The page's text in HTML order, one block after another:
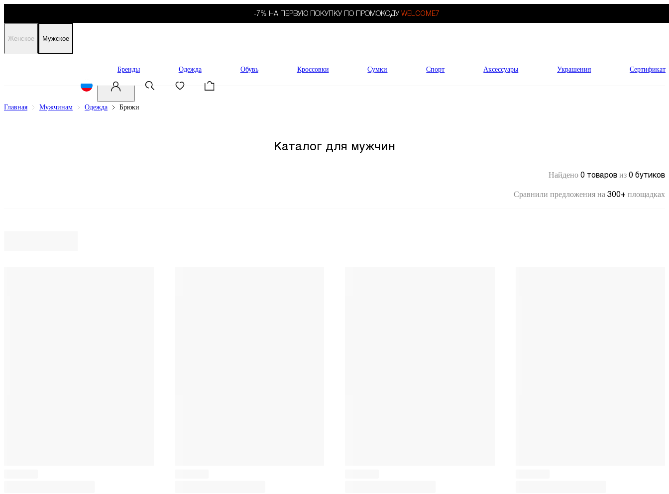
-7% НА ПЕРВУЮ ПОКУПКУ ПО ПРОМОКОДУ WELCOME7
Женское Мужское
Бренды Одежда Обувь Кроссовки Сумки Спорт Аксессуары Украшения Сертификат
Главная Мужчинам Одежда Брюки
Каталог для мужчин
Найдено 0 товаров из 0 бутиков
Сравнили предложения на 300+ площадках